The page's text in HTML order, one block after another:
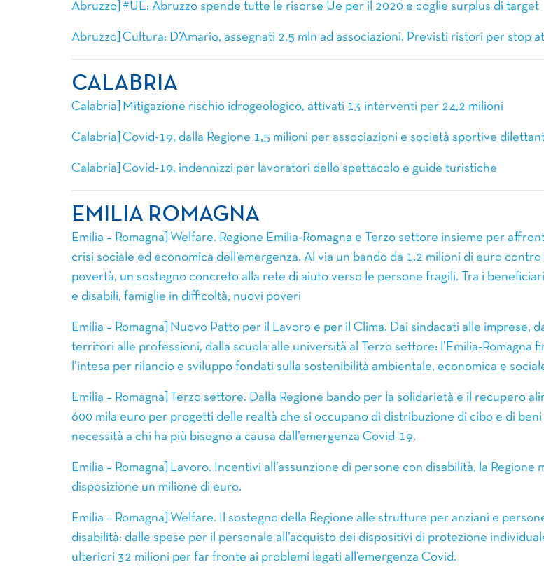
Abruzzo] #UE: Abruzzo spende tutte le risorse Ue per il 2020 e coglie surplus di target
Abruzzo] Cultura: D’Amario, assegnati 2,5 mln ad associazioni. Previsti ristori per stop
CALABRIA
Calabria] Mitigazione rischio idrogeologico, attivati 13 interventi per 24,2 milioni
Calabria] Covid-19, dalla Regione 1,5 milioni per associazioni e società sportive
Calabria] Covid-19, indennizzi per lavoratori dello spettacolo e guide turistiche
EMILIA ROMAGNA
Emilia – Romagna] Welfare. Regione Emilia-Romagna e Terzo settore insieme per
crisi sociale ed economica dell’emergenza. Al via un bando da 1,2 milioni di euro contro
povertà, un sostegno concreto alla rete di aiuto verso le persone fragili. Tra i
e disabili, famiglie in difficoltà, nuovi poveri
Emilia – Romagna] Nuovo Patto per il Lavoro e per il Clima. Dai sindacati alle imprese,
territori alle professioni, dalla scuola alle università al Terzo settore: l’Emilia-Romagna
l’intesa per rilancio e sviluppo fondati sulla sostenibilità ambientale, economica e
Emilia – Romagna] Terzo settore. Dalla Regione bando per la solidarietà e il recupero
600 mila euro per progetti delle realtà che si occupano di distribuzione di cibo e di beni
necessità a chi ha più bisogno a causa dall’emergenza Covid-19.
Emilia – Romagna] Lavoro. Incentivi all’assunzione di persone con disabilità, la Regione
disposizione un milione di euro.
Emilia – Romagna] Welfare. Il sostegno della Regione alle strutture per anziani e
disabilità: dalle spese per il personale all’acquisto dei dispositivi di protezione
ulteriori 32 milioni per far fronte ai problemi legati all’emergenza Covid.